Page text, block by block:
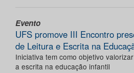
Evento
UFS promove III Encontro
de Leitura e Escrita na
Iniciativa tem como objetivo
a escrita na educação infantil